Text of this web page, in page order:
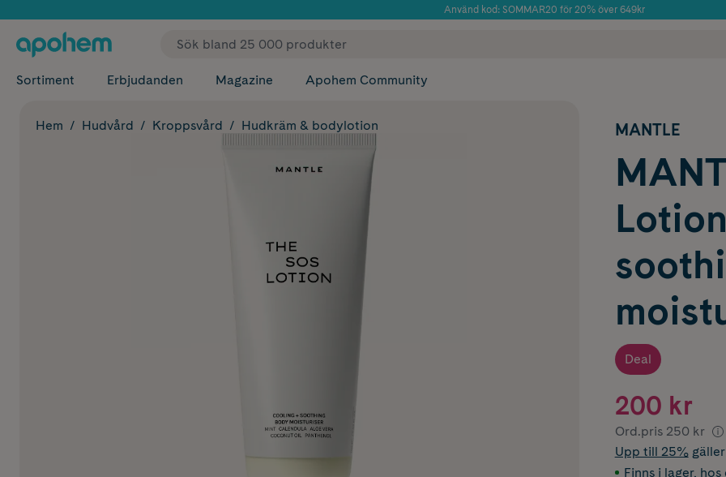
Använd kod: SOMMAR20 för 20% över 649kr
✓ Fri frakt
Sortiment Erbjudanden Magazine Apohem Community
Hem Hudvård Kroppsvård Hudkräm & bodylotion MANTLE
Deal
200 kr
Ord.pris 250 kr
Upp till 25%
Finns i lager, hos